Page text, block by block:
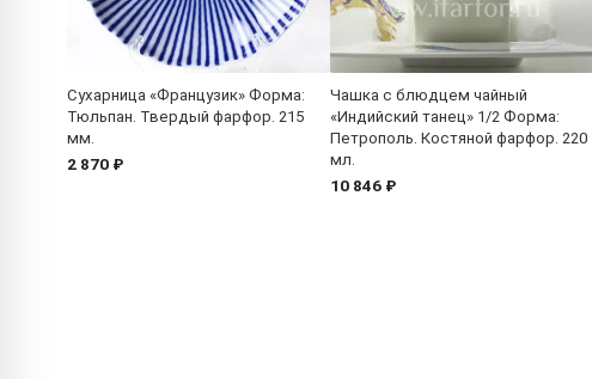
Сухарница «Французик» Форма:
Тюльпан. Твердый фарфор. 215
мм.
2 870 ₽
Чашка с блюдцем чайный
«Индийский танец» 1/2 Форма:
Петрополь. Костяной фарфор. 220
мл.
10 846 ₽